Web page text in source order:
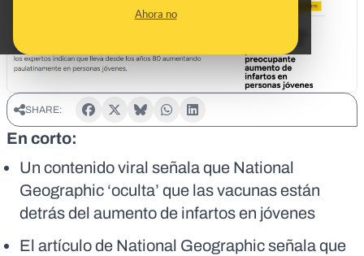
Ahora no
SHARE:
En corto:
Un contenido viral señala que National
Geographic ‘oculta’ que las vacunas están
detrás del aumento de infartos en jóvenes
El artículo de National Geographic señala que